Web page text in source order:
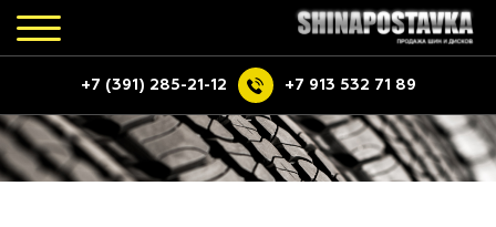
+7 (391) 285-21-12 +7 913 532 71 89